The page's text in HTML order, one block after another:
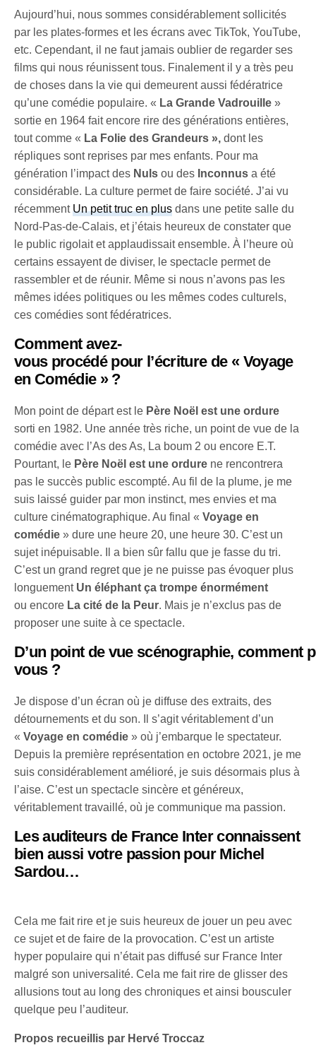
Aujourd’hui, nous sommes considérablement sollicités
par les plates-formes et les écrans avec TikTok, YouTube,
etc. Cependant, il ne faut jamais oublier de regarder ses
films qui nous réunissent tous. Finalement il y a très peu
de choses dans la vie qui demeurent aussi fédératrice
qu’une comédie populaire. « La Grande Vadrouille »
sortie en 1964 fait encore rire des générations entières,
tout comme « La Folie des Grandeurs », dont les
répliques sont reprises par mes enfants. Pour ma
génération l’impact des Nuls ou des Inconnus a été
considérable. La culture permet de faire société. J’ai vu
récemmentUn petit truc en plus dans une petite salle du
Nord-Pas-de-Calais, et j’étais heureux de constater que
le public rigolait et applaudissait ensemble. À l’heure où
certains essayent de diviser, le spectacle permet de
rassembler et de réunir. Même si nous n’avons pas les
mêmes idées politiques ou les mêmes codes culturels,
ces comédies sont fédératrices.
Comment avez-
vous procédé pour l’écriture de « Voyage
en Comédie » ?
Mon point de départ est le Père Noël est une ordure
sorti en 1982. Une année très riche, un point de vue de la
comédie avec l’As des As, La boum 2 ou encore E.T.
Pourtant, le Père Noël est une ordure ne rencontrera
pas le succès public escompté. Au fil de la plume, je me
suis laissé guider par mon instinct, mes envies et ma
culture cinématographique. Au final «Voyage en
comédie » dure une heure 20, une heure 30. C’est un
sujet inépuisable. Il a bien sûr fallu que je fasse du tri.
C’est un grand regret que je ne puisse pas évoquer plus
longuement Un éléphant ça trompe énormément
ou encore La cité de la Peur. Mais je n’exclus pas de
proposer une suite à ce spectacle.
D’un point de vue scénographie, comment
vous ?
Je dispose d’un écran où je diffuse des extraits, des
détournements et du son. Il s’agit véritablement d’un
«Voyage en comédie » où j’embarque le spectateur.
Depuis la première représentation en octobre 2021, je me
suis considérablement amélioré, je suis désormais plus à
l’aise. C’est un spectacle sincère et généreux,
véritablement travaillé, où je communique ma passion.
Les auditeurs de France Inter connaissent
bien aussi votre passion pour Michel
Sardou…
Cela me fait rire et je suis heureux de jouer un peu avec
ce sujet et de faire de la provocation. C’est un artiste
hyper populaire qui n’était pas diffusé sur France Inter
malgré son universalité. Cela me fait rire de glisser des
allusions tout au long des chroniques et ainsi bousculer
quelque peu l’auditeur.
Propos recueillis par Hervé Troccaz